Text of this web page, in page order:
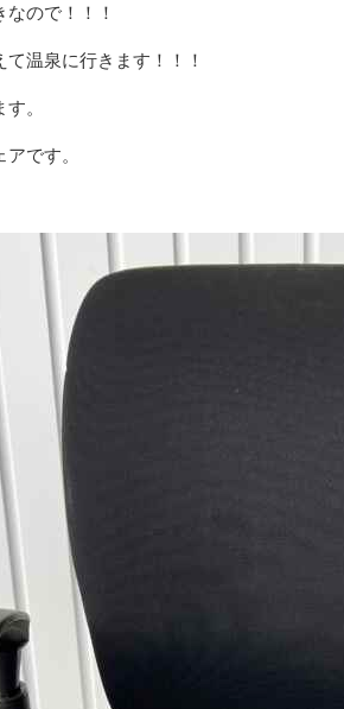
ので！！！
温泉に行きます！！！
。
です。